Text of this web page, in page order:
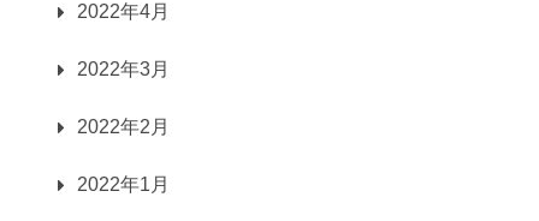
2022年4月
2022年3月
2022年2月
2022年1月